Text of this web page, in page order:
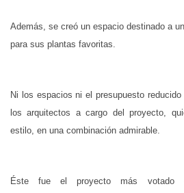
Además, se creó un espacio destinado a
para sus plantas favoritas.
Ni los espacios ni el presupuesto
los arquitectos a cargo del proyecto,
estilo, en una combinación admirable.
Éste fue el proyecto más votado